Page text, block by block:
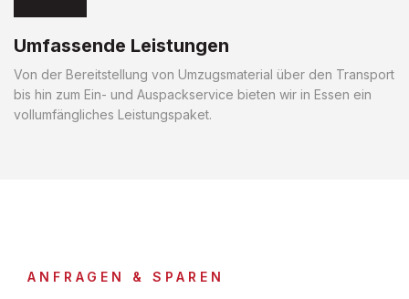
Umfassende Leistungen
Von der Bereitstellung von Umzugsmaterial über den Transport
bis hin zum Ein- und Auspackservice bieten wir in Essen ein
vollumfängliches Leistungspaket.
ANFRAGEN & SPAREN